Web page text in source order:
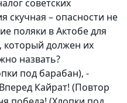
советских
скучная – опасности не
поляки в Актобе для
который должен их
назвать?
под барабан), -
Кайрат! (Повтор